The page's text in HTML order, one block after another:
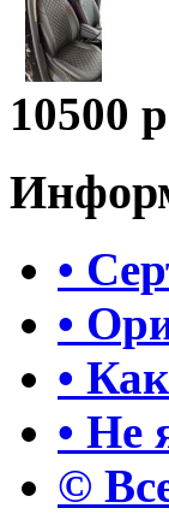
10500
•
•
•
• Не
©